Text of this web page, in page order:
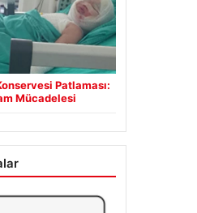
Patlaması:
Mücadelesi